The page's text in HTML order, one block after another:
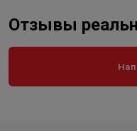
Ширина
Отзывы